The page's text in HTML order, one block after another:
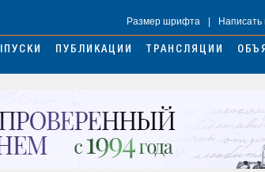
Размер шрифта Написать
ПУБЛИКАЦИИ ТРАНСЛЯЦИИ